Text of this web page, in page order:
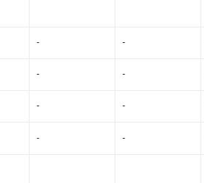
- -
- -
- -
- -